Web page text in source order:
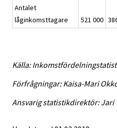
Antalet
låginkomsttagare
521 000
Källa:
Förfrågningar: Kaisa-Mari
Ansvarig statistikdirektör: Jari